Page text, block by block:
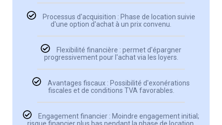
Processus d'acquisition : Phase de location suivie
d'une option d'achat à un prix convenu.
Flexibilité financière : permet d'épargner
progressivement pour l'achat via les loyers.
Avantages fiscaux : Possibilité d'exonérations
fiscales et de conditions TVA favorables.
Engagement financier : Moindre engagement initial;